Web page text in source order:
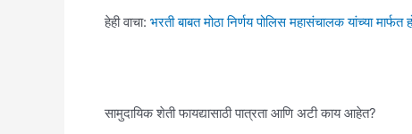
हेही वाचा: भरती बाबत मोठा निर्णय पोलिस महासंचालक यांच्या मार्फत
सामुदायिक शेती फायद्यासाठी पात्रता आणि अटी काय आहेत?